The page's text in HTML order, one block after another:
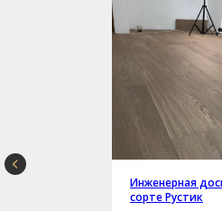
Инженерная
сорте Рустик